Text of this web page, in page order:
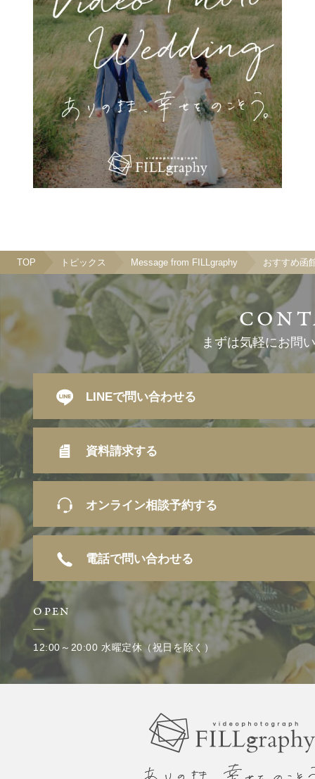
TOP トピックス Message from FILLgraphy おすすめ函
まずは気軽にお問
LINEで問い合わせる
資料請求する
オンライン相談予約する
電話で問い合わせる
OPEN
12:00～20:00 水曜定休（祝日を除く）